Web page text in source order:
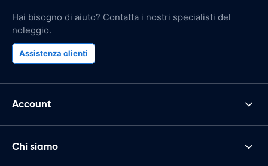
Hai bisogno di aiuto? Contatta i nostri specialisti del
noleggio.
Assistenza clienti
Account
Chi siamo